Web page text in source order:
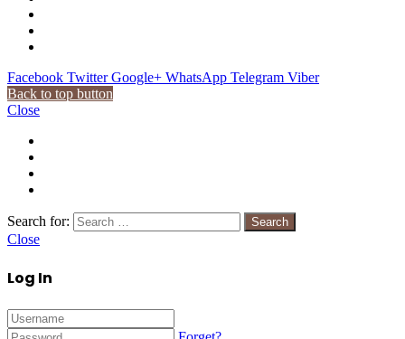
Facebook Twitter Google+ WhatsApp Telegram Viber
Back to top button
Close
Search for:
Close
Log In